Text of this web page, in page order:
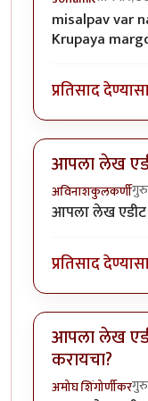
misalpav var
Krupaya
प्रतिसाद
आपला लेख
अविनाशकुलकर्णी
आपला लेख एडीट
प्रतिसाद
आपला लेख
करायचा?
अमोघ शिंगोर्णीकर